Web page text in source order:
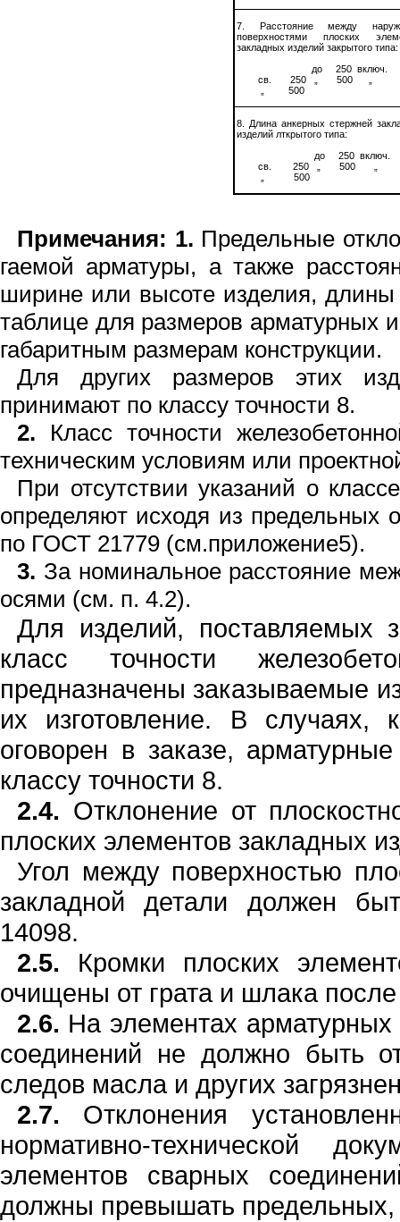
7. Расстояние между
поверхностями плоских
закладных изделий закрытого типа:
до
250 включ.
св.
250 500
500
8. Длина анкерных стержней
изделий лткрытого типа:
до
250 включ.
св.
250 500
500
Примечания: 1. Предельные
гаемой арматуры, а также рассто
ширине или высоте изделия, длины
таблице для размеров арматурных
габаритным раз­мерам конструкции.
Для других размеров этих
принимают по классу точности 8.
2. Класс точности железобетонн
техни­ческим условиям или проектн
При отсутствии указаний о
определяют исходя из предельных
по ГОСТ 21779 (см.приложение5).
3. За номинальное расстояние
ося­ми (см. п. 4.2).
Для изделий, поставляемых
класс точности
предназначены зака­зываемые
их изготовление. В случа­ях,
оговорен в заказе,
классу точности 8.
2.4. Отклонение от
плос­ких элементов закладных
Угол между поверхностью
зак­ладной детали должен
14098.
2.5. Кромки плоских
очище­ны от грата и шлака после
2.6. На элементах
соединений не должно быть
следов масла и других
2.7.
Отклонения
норматив­но-технической
элементов сварных соедине
должны превышать предель­ных,